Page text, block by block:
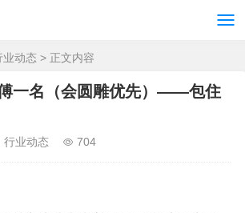
业动态 > 正文内容
一名（会圆雕优先）——包住
行业动态 704